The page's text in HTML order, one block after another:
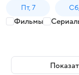
Пт, 7
Фильмы